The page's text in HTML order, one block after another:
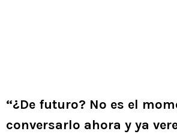
“¿De futuro? No es el
conversarlo ahora y ya